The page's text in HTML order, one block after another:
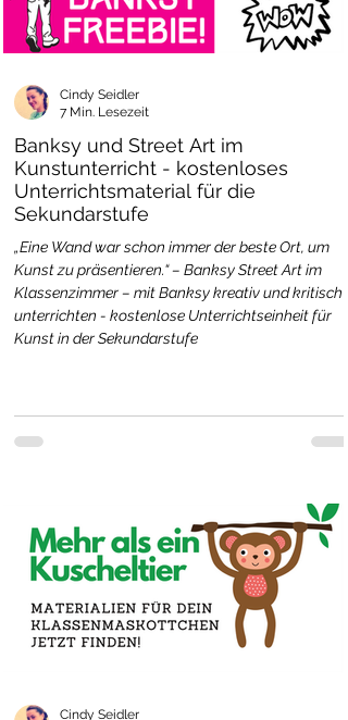
Banksy und Street Art im
Kunstunterricht - kostenloses
Unterrichtsmaterial für die
Sekundarstufe
„Eine Wand war schon immer der beste Ort, um
Kunst zu präsentieren.“ – Banksy Street Art im
Klassenzimmer – mit Banksy kreativ und kritisch
unterrichten - kostenlose Unterrichtseinheit für
Kunst in der Sekundarstufe
Cindy Seidler
7 Min. Lesezeit
Cindy Seidler